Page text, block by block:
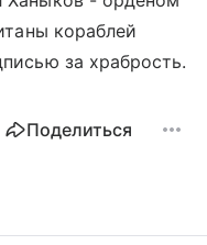
кораблей
за храбрость.
Поделиться